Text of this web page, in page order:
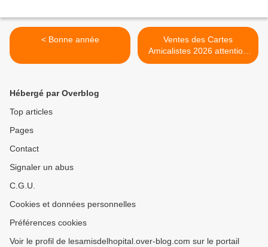
< Bonne année
Ventes des Cartes
Amicalistes 2026 attention
changement de dates pour
Hébergé par Overblog
Top articles
Pages
Contact
Signaler un abus
C.G.U.
Cookies et données personnelles
Préférences cookies
Voir le profil de lesamisdelhopital.over-blog.com sur le portail